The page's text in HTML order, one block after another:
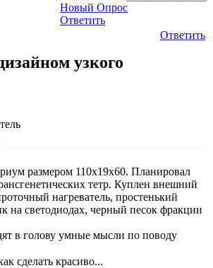
Новый Опрос
Ответить
Ответить
узкого
размером 110x19x60. Планировал
тетр. Куплен внешний
нагреватель, простенький
на светодиодах, черный песок фракции
в голову умные мысли по поводу
сделать красиво...